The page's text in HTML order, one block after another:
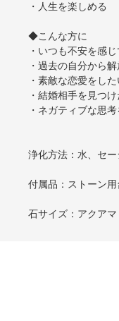
・人生を楽しめる
◆こんな方に
・いつも不安を感じ
・過去の自分から
・素敵な恋愛をした
・結婚相手を見つ
・ネガティブな思
浄化方法：水、セ
付属品：ストーン
石サイズ：アクアマ